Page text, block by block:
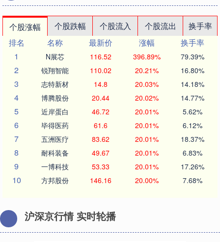
个股涨幅 个股跌幅 个股流入 个股流出
换手率
排名
名称 最新价 涨幅
换手率
1
N展芯 116.52 396.89% 79.39%
2 锐翔智能 110.02 20.21% 16.80%
3 志特新材 14.8 20.03% 14.18%
4 博腾股份 20.44 20.02% 14.77%
5 近岸蛋白 46.72 20.01% 5.62%
6 毕得医药 61.6 20.01% 6.12%
7 五洲医疗 83.62 20.01% 18.37%
8 耐科装备 49.67 20.01% 6.83%
9 一博科技 53.33 20.01% 17.26%
10 方邦股份 146.16 20.00% 7.68%
沪深京行情 实时轮播